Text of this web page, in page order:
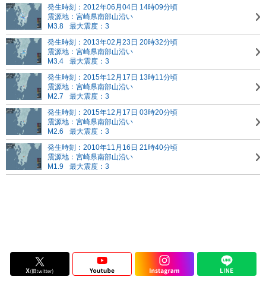
発生時刻：2012年06月04日 14時09分頃
震源地：宮崎県南部山沿い
M3.8
最大震度：3
発生時刻：2013年02月23日 20時32分頃
震源地：宮崎県南部山沿い
M3.4
最大震度：3
発生時刻：2015年12月17日 13時11分頃
震源地：宮崎県南部山沿い
M2.7
最大震度：3
発生時刻：2015年12月17日 03時20分頃
震源地：宮崎県南部山沿い
M2.6
最大震度：3
発生時刻：2010年11月16日 21時40分頃
震源地：宮崎県南部山沿い
M1.9
最大震度：3